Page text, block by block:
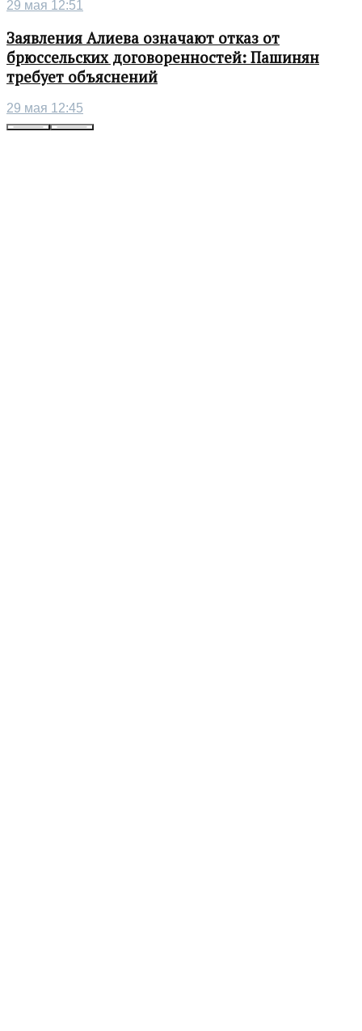
29 мая 12:51
Заявления Алиева означают отказ от
брюссельских договоренностей: Пашинян
требует объяснений
29 мая 12:45